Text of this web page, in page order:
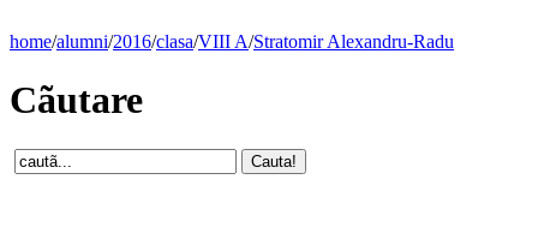
home/alumni/2016/clasa/VIII A/Stratomir Alexandru-Radu
Cãutare